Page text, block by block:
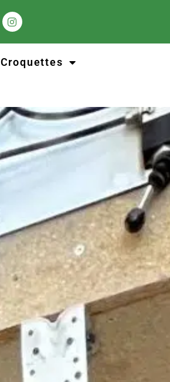
Croquettes